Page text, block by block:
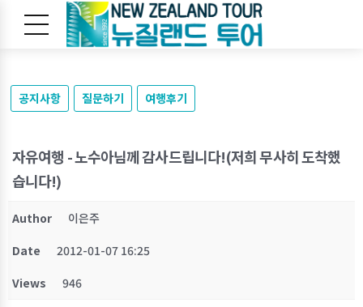
공지사항 질문하기 여행후기
자유여행 - 노수아님께 감사드립니다!(저희 무사히 도착했
습니다!)
Author
이은주
Date
2012-01-07 16:25
Views
946